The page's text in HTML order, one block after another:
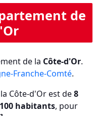
de
de la Côte-d'Or.
Franche-Comté.
Côte-d'Or est de8
habitants, pour